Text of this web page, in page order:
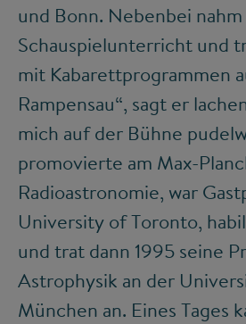
und Bonn. Nebenbei
Schauspielunterricht und
mit Kabarettprogrammen
Rampensau“, sagt er
mich auf der Bühne
promovierte am Max-
Radioastronomie, war
University of Toronto,
und trat dann 1995 seine
Astrophysik an der
München an. Eines Tages